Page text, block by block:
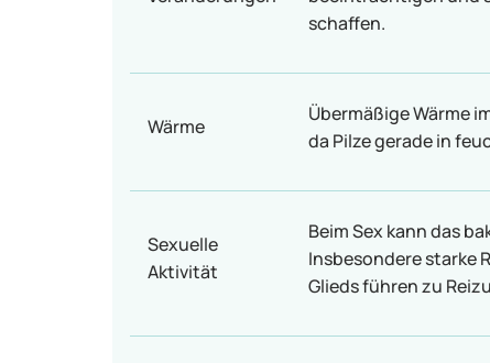
schaffen.
Wärme
Übermäßige Wärme
da Pilze gerade in
Sexuelle
Aktivität
Beim Sex kann das
Insbesondere starke
Glieds führen zu